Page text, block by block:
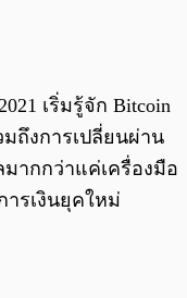
เริ่มรู้จัก Bitcoin
มถึงการเปลี่ยนผ่าน
ากกว่าแค่เครื่องมือ
รเงินยุคใหม่